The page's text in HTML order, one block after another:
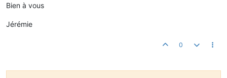
Bien à vous
Jérémie
0